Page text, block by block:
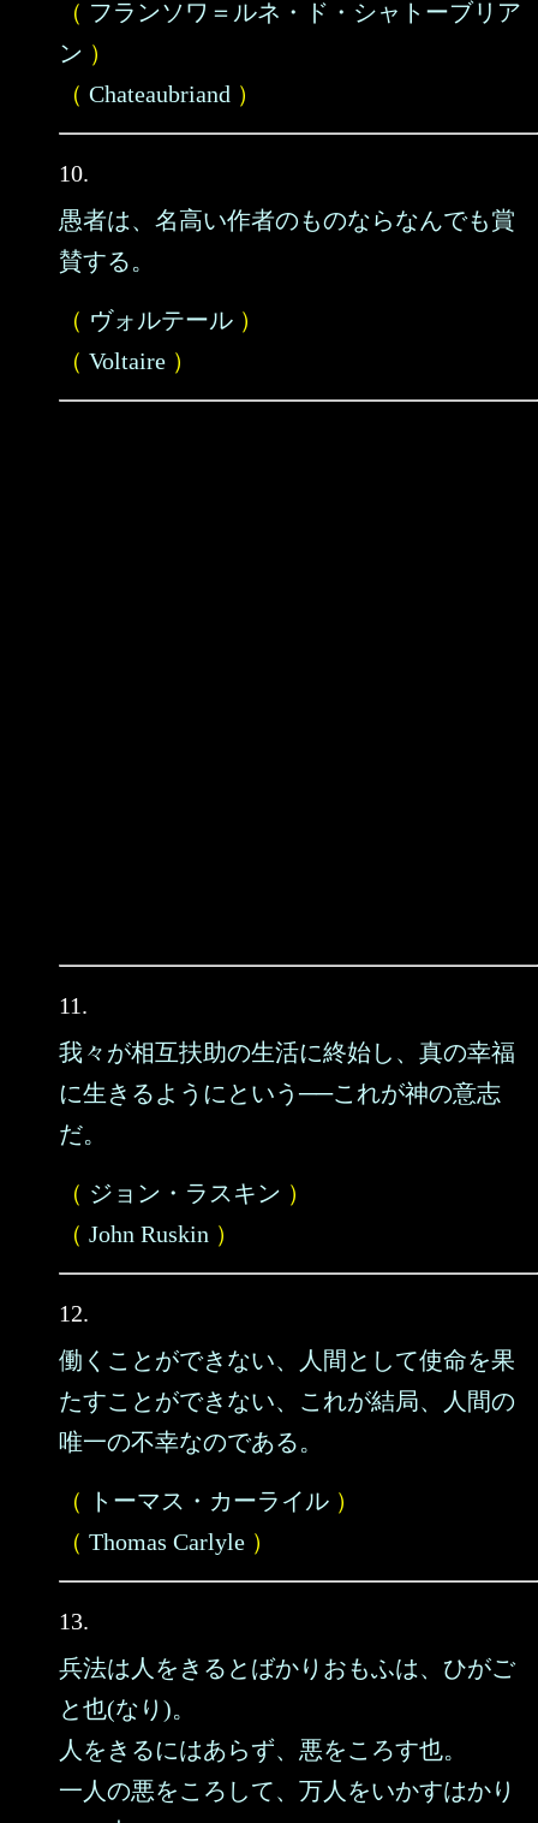
（ フランソワ＝ルネ・ド・シャトーブリア
ン ）
（ Chateaubriand ）
10.
愚者は、名高い作者のものならなんでも賞
賛する。
（ ヴォルテール ）
（ Voltaire ）
11.
我々が相互扶助の生活に終始し、真の幸福
に生きるようにという──これが神の意志
だ。
（ ジョン・ラスキン ）
（ John Ruskin ）
12.
働くことができない、人間として使命を果
たすことができない、これが結局、人間の
唯一の不幸なのである。
（ トーマス・カーライル ）
（ Thomas Carlyle ）
13.
兵法は人をきるとばかりおもふは、ひがご
と也(なり)。
人をきるにはあらず、悪をころす也。
一人の悪をころして、万人をいかすはかり